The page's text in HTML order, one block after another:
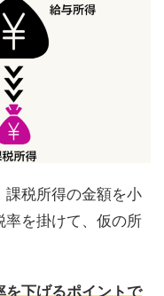
課税所得の金額を小
率を掛けて、仮の所
を下げるポイントで